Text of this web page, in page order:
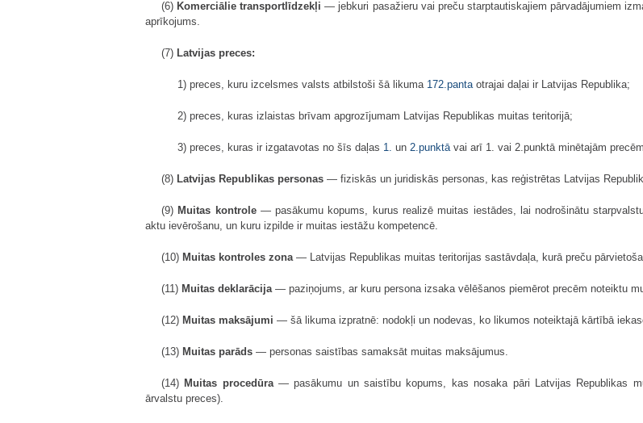
(6) Komerciālie transportlīdzekļi — jebkuri pasažieru vai preču starptautiskajiem pārvadājumiem
aprīkojums.
(7) Latvijas preces:
1) preces, kuru izcelsmes valsts atbilstoši šā likuma 172.pantaotrajai daļai ir Latvijas Republika;
2) preces, kuras izlaistas brīvam apgrozījumam Latvijas Republikas muitas teritorijā;
3) preces, kuras ir izgatavotas no šīs daļas 1. un 2.punktāvai arī 1. vai 2.punktā minētajām
(8) Latvijas Republikas personas — fiziskās un juridiskās personas, kas reģistrētas Latvijas
(9) Muitas kontrole— pasākumu kopums, kurus realizē muitas iestādes, lai nodrošinātu
aktu ievērošanu, un kuru izpilde ir muitas iestāžu kompetencē.
(10) Muitas kontroles zona— Latvijas Republikas muitas teritorijas sastāvdaļa, kurā preču
(11) Muitas deklarācija— paziņojums, ar kuru persona izsaka vēlēšanos piemērot precēm noteiktu
(12) Muitas maksājumi — šā likuma izpratnē: nodokļi un nodevas, ko likumos noteiktajā kārtībā
(13) Muitas parāds — personas saistības samaksāt muitas maksājumus.
(14) Muitas procedūra— pasākumu un saistību kopums, kas nosaka pāri Latvijas Republikas
ārvalstu preces).